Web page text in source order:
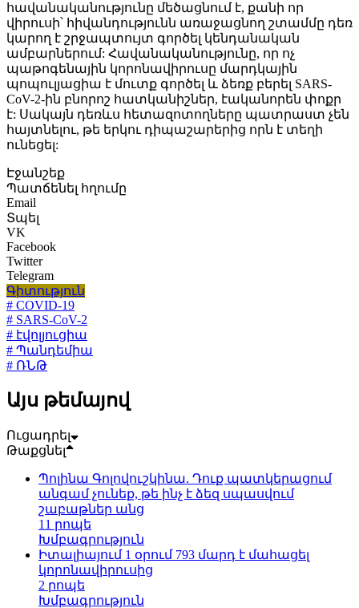
հավանականությունը մեծացնում է, քանի որ
վիրուսի՝ հիվանդությունն առաջացնող շտամմը դեռ
կարող է շրջապտույտ գործել կենդանական
ամբարներում: Հավանականությունը, որ ոչ
պաթոգենային կորոնավիրուսը մարդկային
պոպուլյացիա է մուտք գործել և ձեռք բերել SARS-
CoV-2-ին բնորոշ հատկանիշներ, էականորեն փոքր
է: Սակայն դեռևս հետազոտողները պատրաստ չեն
հայտնելու, թե երկու դիպաշարերից որն է տեղի
ունեցել:
Էջանշեք
Պատճենել հղումը
Email
Տպել
VK
Facebook
Twitter
Telegram
Գիտություն
# COVID-19
# SARS-CoV-2
# էվոլյուցիա
# Պանդեմիա
# ՌՆԹ
Այս թեմայով
Ուցադրել
Թաքցնել
Պոլինա Գոլովուշկինա. Դուք պատկերացում
անգամ չունեք, թե ինչ է ձեզ սպասվում
շաբաթներ անց
11 րոպե
Խմբագրություն
Իտալիայում 1 օրում 793 մարդ է մահացել
կորոնավիրուսից
2 րոպե
Խմբագրություն